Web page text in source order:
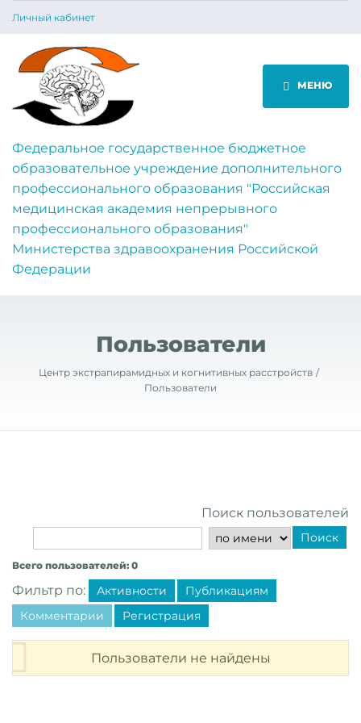
Личный кабинет
МЕНЮ
Федеральное государственное бюджетное
образовательное учреждение дополнительного
профессионального образования "Российская
медицинская академия непрерывного
профессионального образования"
Министерства здравоохранения Российской
Федерации
Пользователи
Центр экстрапирамидных и когнитивных расстройств
Пользователи
Поиск пользователей
Поиск
Всего пользователей: 0
Фильтр по: Активности
Публикациям
Комментарии
Регистрация
Пользователи не найдены